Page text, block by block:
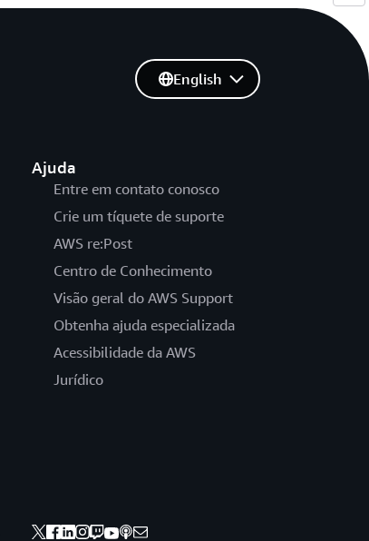
Ajuda
Entre em contato conosco
Crie um tíquete de suporte
AWS re:Post
Centro de Conhecimento
Visão geral do AWS Support
Obtenha ajuda especializada
Acessibilidade da AWS
Jurídico
English